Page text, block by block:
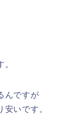
んですが
いです。